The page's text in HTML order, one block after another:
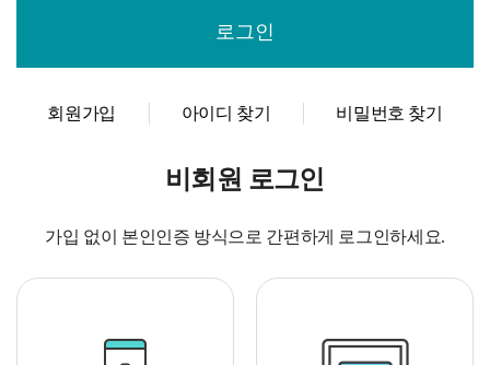
회원가입 아이디 찾기 비밀번호 찾기
비회원 로그인
가입 없이 본인인증 방식으로 간편하게 로그인하세요.